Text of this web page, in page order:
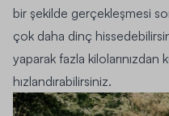
bir şekilde gerçekleşmesi
çok daha dinç
yaparak fazla kilolarınızdan
hızlandırabilirsiniz.